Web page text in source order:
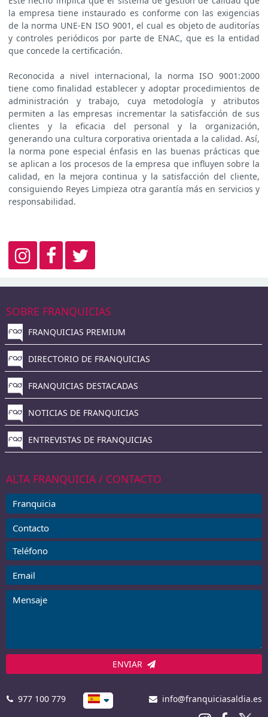
la empresa tiene instaurado es conforme con las exigencias
de la norma UNE-EN ISO 9001, el cual es objeto de auditorías
y controles periódicos por parte de ENAC, que es la entidad
que concede la certificación.
Reconocida a nivel internacional, la norma ISO 9001:2000
tiene como finalidad establecer y adoptar procedimientos de
administración y trabajo, cuya metodología y atributos
permiten a las empresas incrementar la satisfacción de sus
clientes y la eficacia del personal y la organización,
generando una cultura corporativa orientada a la calidad. Así,
la norma pone especial énfasis en las buenas prácticas que
se aplican a los procesos de la empresa que influyen sobre la
calidad, en la mejora continua y la satisfacción del cliente,
consiguiendo Reyes Limpieza otra garantía más en servicios y
responsabilidad.
SOBRE FRANQUICIAS
FRANQUICIAS PREMIUM
DIRECTORIO DE FRANQUICIAS
FRANQUICIAS DESTACADAS
NOTICIAS DE FRANQUICIAS
ENTREVISTAS DE FRANQUICIAS
ALTA FRANQUICIA / CONTACTO
ENVIAR
977 100 779 info@franquiciasaldia.es